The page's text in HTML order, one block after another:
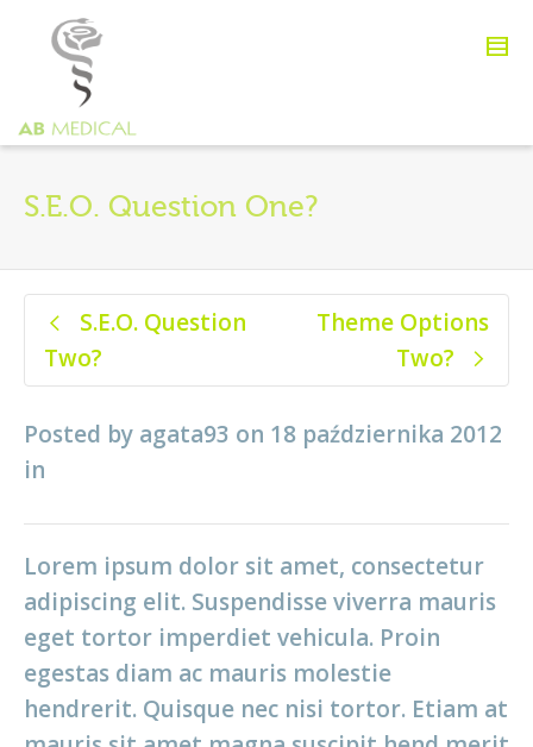
S.E.O. Question One?
S.E.O. Question
Two?
Theme Options
Two?
Posted by agata93 on 18 października 2012
in
Lorem ipsum dolor sit amet, consectetur
adipiscing elit. Suspendisse viverra mauris
eget tortor imperdiet vehicula. Proin
egestas diam ac mauris molestie
hendrerit. Quisque nec nisi tortor. Etiam at